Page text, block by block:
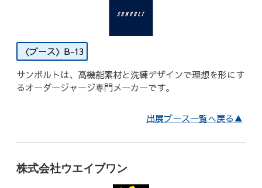
B-13
サンボルトは、高機能素材と洗練デザインで理想を形にす
るオーダージャージ専門メーカーです。
出展ブース一覧へ戻る▲
株式会社ウエイブワン